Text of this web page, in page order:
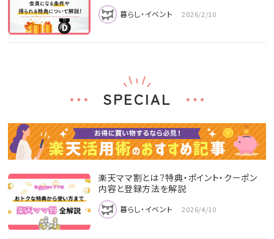
暮らし・イベント 2026/2/10
SPECIAL
楽天ママ割とは？特典・ポイント・クーポン
内容と登録方法を解説
暮らし・イベント 2026/4/10